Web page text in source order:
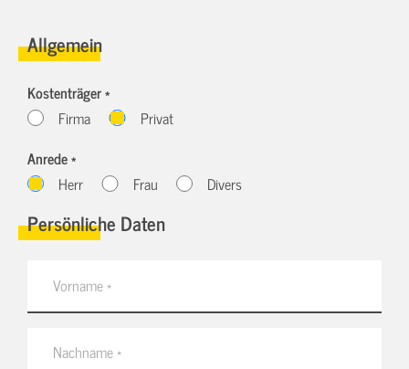
Allgemein
Kostenträger *
Firma
Privat
Anrede *
Herr
Frau Divers
Persönliche Daten